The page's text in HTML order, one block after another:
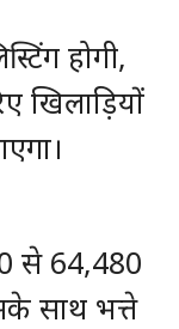
होगी,
खिलाड़ियों
से 64,480
साथ भत्ते